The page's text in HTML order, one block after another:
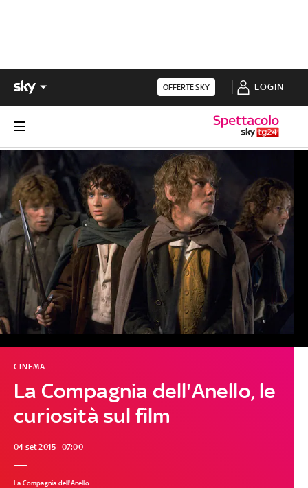
OFFERTE SKY LOGIN
La Compagnia dell'Anello, le
curiosità sul film
CINEMA
04 set 2015 - 07:00
La Compagnia dell'Anello